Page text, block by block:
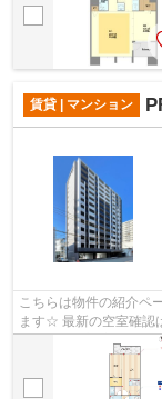
賃貸 | マンション
こちらは物件の紹介ペ
ます☆ 最新の空室確認
す！迅速に対応致しま